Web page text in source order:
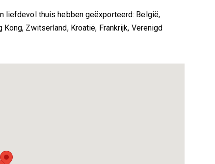
liefdevol thuis hebben geëxporteerd: België,
Zwitserland, Kroatië, Frankrijk, Verenigd